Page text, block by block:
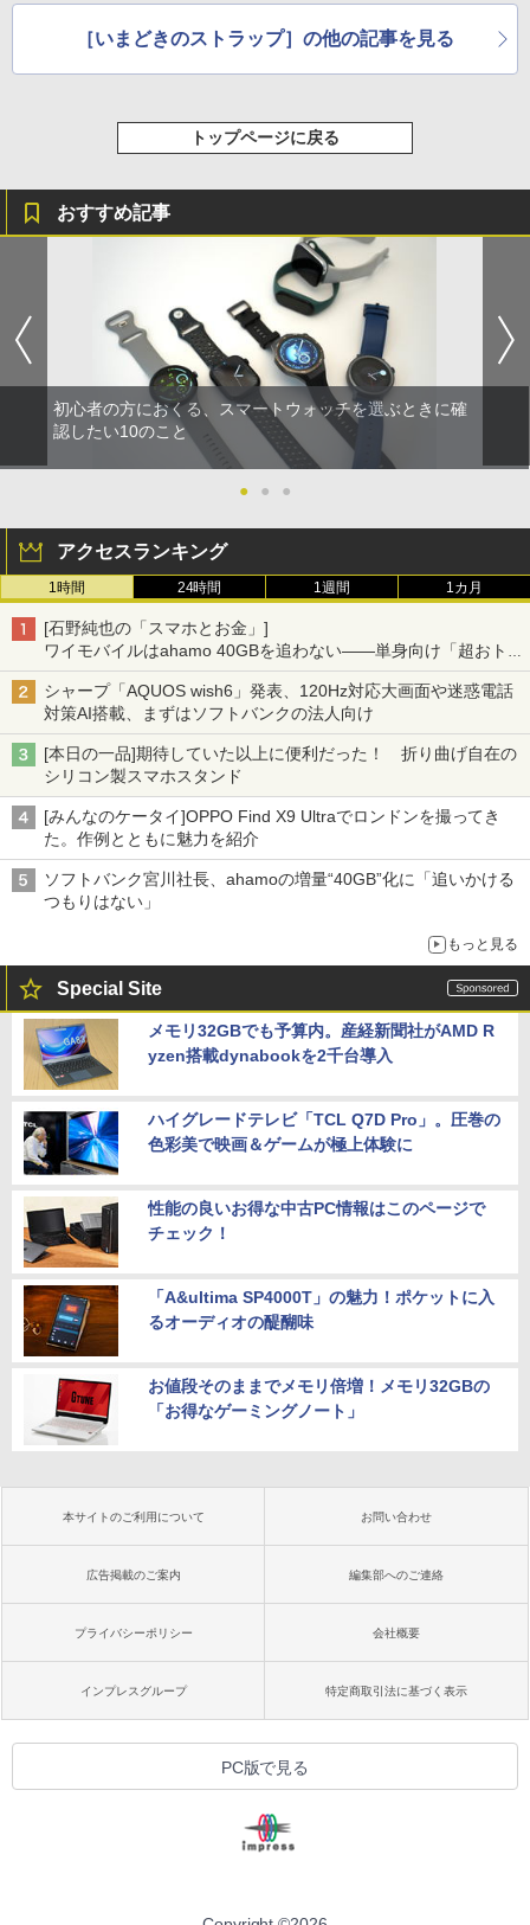
［いまどきのストラップ］の他の記事を見る
トップページに戻る
おすすめ記事
初心者の方におくる、スマートウォッチを選ぶときに確
認したい10のこと
● ● ●
アクセスランキング
1時間 24時間 1週間 1カ月
[石野純也の「スマホとお金」]
ワイモバイルはahamo 40GBを追わない――単身向け「超おトク
割」の安さと1年限定の注意点
シャープ「AQUOS wish6」発表、120Hz対応大画面や迷惑電話
対策AI搭載、まずはソフトバンクの法人向け
[本日の一品]期待していた以上に便利だった！ 折り曲げ自在の
シリコン製スマホスタンド
[みんなのケータイ]OPPO Find X9 Ultraでロンドンを撮ってき
た。作例とともに魅力を紹介
ソフトバンク宮川社長、ahamoの増量“40GB”化に「追いかける
つもりはない」
もっと見る
Special Site
メモリ32GBでも予算内。産経新聞社がAMD R
yzen搭載dynabookを2千台導入
ハイグレードテレビ「TCL Q7D Pro」。圧巻の
色彩美で映画＆ゲームが極上体験に
性能の良いお得な中古PC情報はこのページで
チェック！
「A&ultima SP4000T」の魅力！ポケットに入
るオーディオの醍醐味
お値段そのままでメモリ倍増！メモリ32GBの
「お得なゲーミングノート」
本サイトのご利用について お問い合わせ
広告掲載のご案内 編集部へのご連絡
プライバシーポリシー 会社概要
インプレスグループ 特定商取引法に基づく表示
PC版で見る